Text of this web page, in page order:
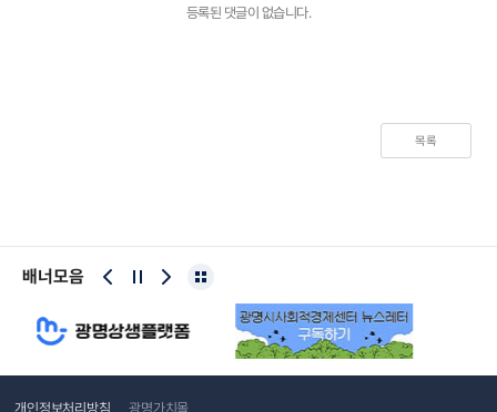
등록된 댓글이 없습니다.
목록
배너모음
개인정보처리방침 광명가치몰